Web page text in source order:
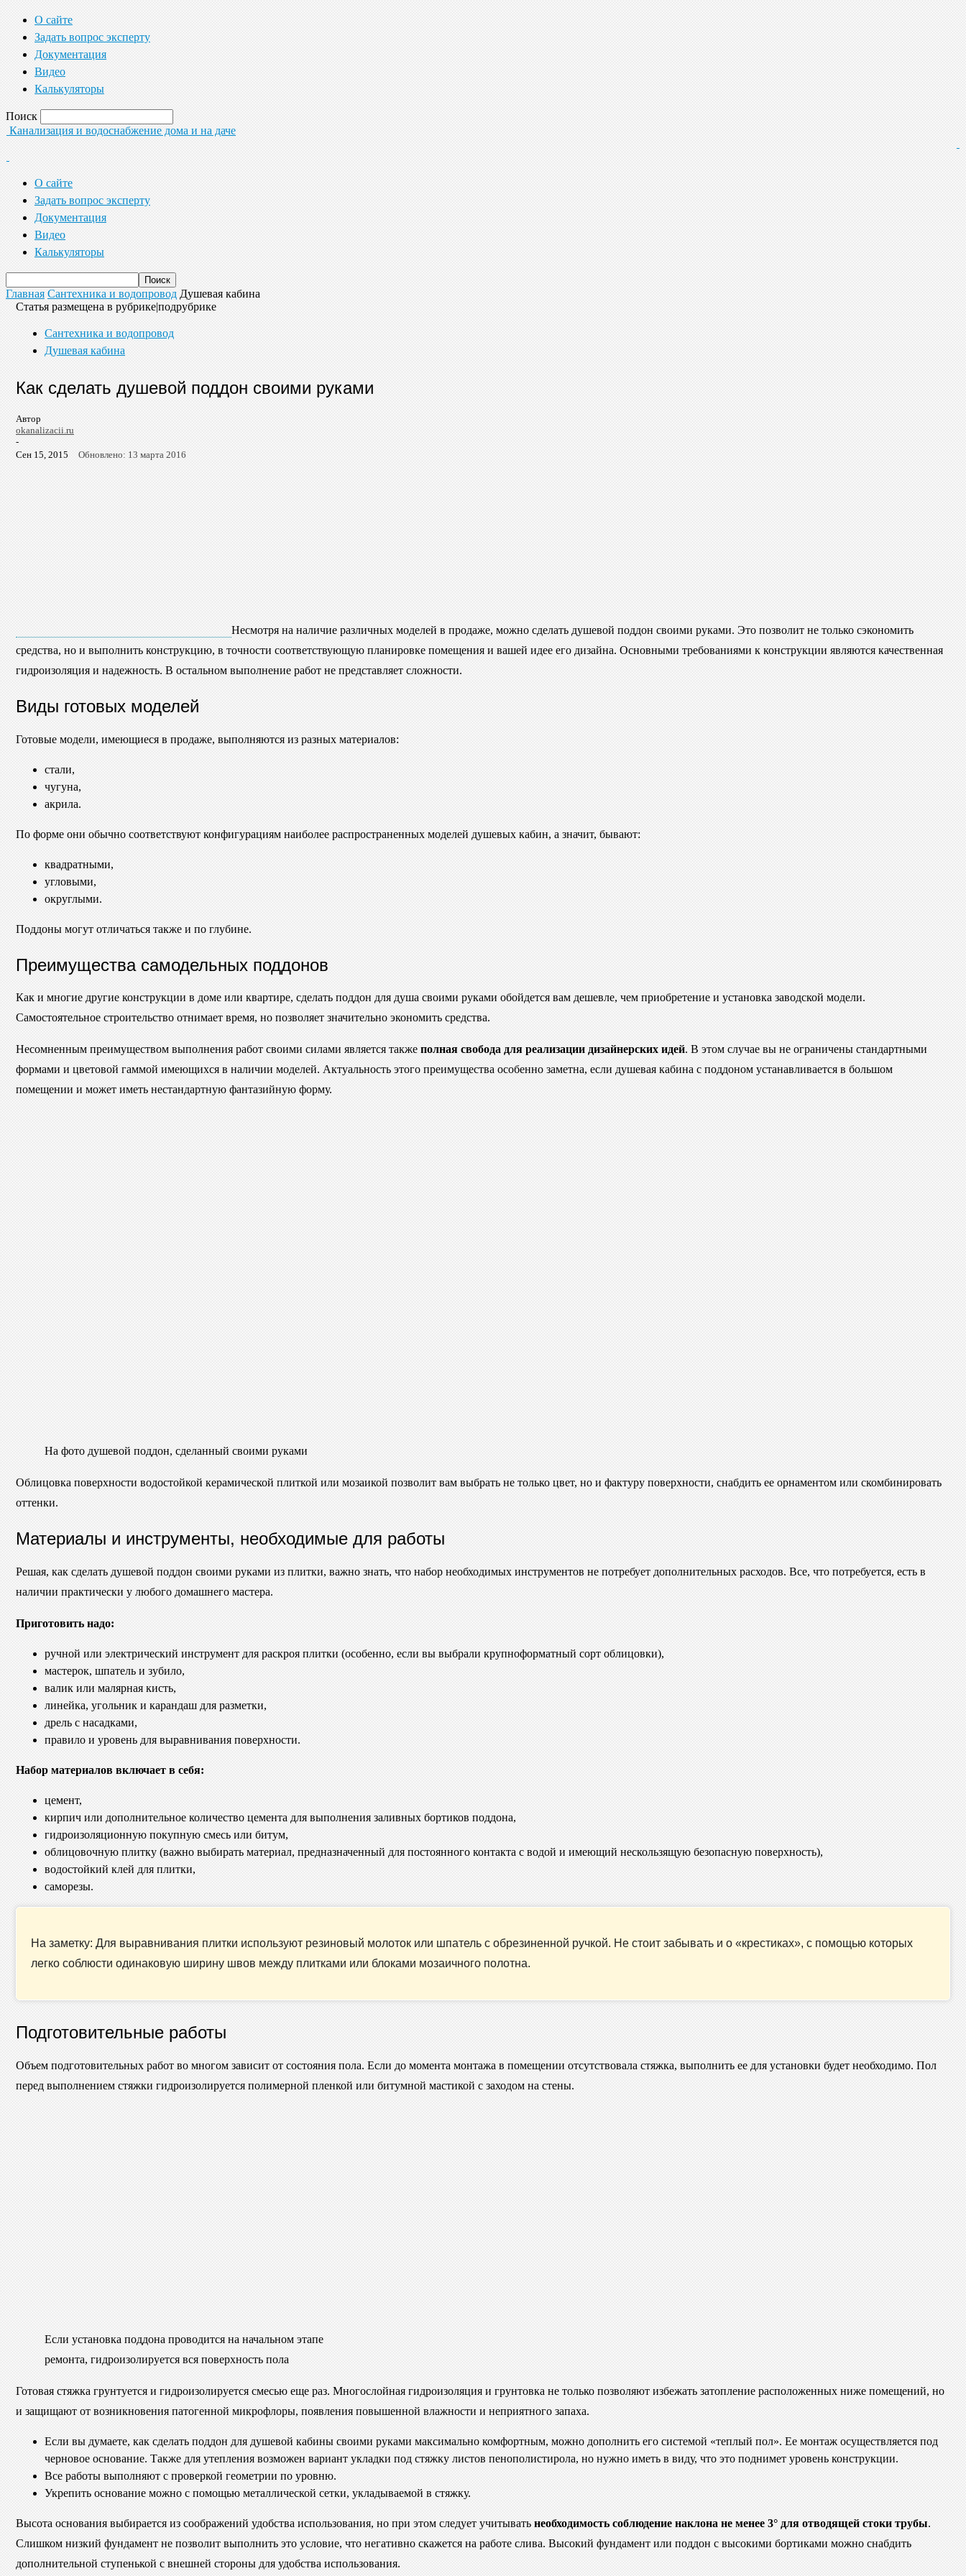
О сайте
Задать вопрос эксперту
Документация
Видео
Калькуляторы
Поиск
Канализация и водоснабжение дома и на даче
О сайте
Задать вопрос эксперту
Документация
Видео
Калькуляторы
Главная Сантехника и водопровод Душевая кабина
Статья размещена в рубрике|подрубрике
Сантехника и водопровод
Душевая кабина
Как сделать душевой поддон своими руками
Автор
okanalizacii.ru
-
Сен 15, 2015
Обновлено: 13 марта 2016
Несмотря на наличие различных моделей в продаже, можно сделать душевой поддон своими руками. Это позволит не только сэкономить
средства, но и выполнить конструкцию, в точности соответствующую планировке помещения и вашей идее его дизайна. Основными требованиями к конструкции являются качественная
гидроизоляция и надежность. В остальном выполнение работ не представляет сложности.
Виды готовых моделей
Готовые модели, имеющиеся в продаже, выполняются из разных материалов:
стали,
чугуна,
акрила.
По форме они обычно соответствуют конфигурациям наиболее распространенных моделей душевых кабин, а значит, бывают:
квадратными,
угловыми,
округлыми.
Поддоны могут отличаться также и по глубине.
Преимущества самодельных поддонов
Как и многие другие конструкции в доме или квартире, сделать поддон для душа своими руками обойдется вам дешевле, чем приобретение и установка заводской модели.
Самостоятельное строительство отнимает время, но позволяет значительно экономить средства.
Несомненным преимуществом выполнения работ своими силами является также полная свобода для реализации дизайнерских идей. В этом случае вы не ограничены стандартными
формами и цветовой гаммой имеющихся в наличии моделей. Актуальность этого преимущества особенно заметна, если душевая кабина с поддоном устанавливается в большом
помещении и может иметь нестандартную фантазийную форму.
На фото душевой поддон, сделанный своими руками
Облицовка поверхности водостойкой керамической плиткой или мозаикой позволит вам выбрать не только цвет, но и фактуру поверхности, снабдить ее орнаментом или скомбинировать
оттенки.
Материалы и инструменты, необходимые для работы
Решая, как сделать душевой поддон своими руками из плитки, важно знать, что набор необходимых инструментов не потребует дополнительных расходов. Все, что потребуется, есть в
наличии практически у любого домашнего мастера.
Приготовить надо:
ручной или электрический инструмент для раскроя плитки (особенно, если вы выбрали крупноформатный сорт облицовки),
мастерок, шпатель и зубило,
валик или малярная кисть,
линейка, угольник и карандаш для разметки,
дрель с насадками,
правило и уровень для выравнивания поверхности.
Набор материалов включает в себя:
цемент,
кирпич или дополнительное количество цемента для выполнения заливных бортиков поддона,
гидроизоляционную покупную смесь или битум,
облицовочную плитку (важно выбирать материал, предназначенный для постоянного контакта с водой и имеющий нескользящую безопасную поверхность),
водостойкий клей для плитки,
саморезы.
На заметку: Для выравнивания плитки используют резиновый молоток или шпатель с обрезиненной ручкой. Не стоит забывать и о «крестиках», с помощью которых
легко соблюсти одинаковую ширину швов между плитками или блоками мозаичного полотна.
Подготовительные работы
Объем подготовительных работ во многом зависит от состояния пола. Если до момента монтажа в помещении отсутствовала стяжка, выполнить ее для установки будет необходимо. Пол
перед выполнением стяжки гидроизолируется полимерной пленкой или битумной мастикой с заходом на стены.
Если установка поддона проводится на начальном этапе
ремонта, гидроизолируется вся поверхность пола
Готовая стяжка грунтуется и гидроизолируется смесью еще раз. Многослойная гидроизоляция и грунтовка не только позволяют избежать затопление расположенных ниже помещений, но
и защищают от возникновения патогенной микрофлоры, появления повышенной влажности и неприятного запаха.
Если вы думаете, как сделать поддон для душевой кабины своими руками максимально комфортным, можно дополнить его системой «теплый пол». Ее монтаж осуществляется под
черновое основание. Также для утепления возможен вариант укладки под стяжку листов пенополистирола, но нужно иметь в виду, что это поднимет уровень конструкции.
Все работы выполняют с проверкой геометрии по уровню.
Укрепить основание можно с помощью металлической сетки, укладываемой в стяжку.
Высота основания выбирается из соображений удобства использования, но при этом следует учитывать необходимость соблюдение наклона не менее 3° для отводящей стоки трубы.
Слишком низкий фундамент не позволит выполнить это условие, что негативно скажется на работе слива. Высокий фундамент или поддон с высокими бортиками можно снабдить
дополнительной ступенькой с внешней стороны для удобства использования.